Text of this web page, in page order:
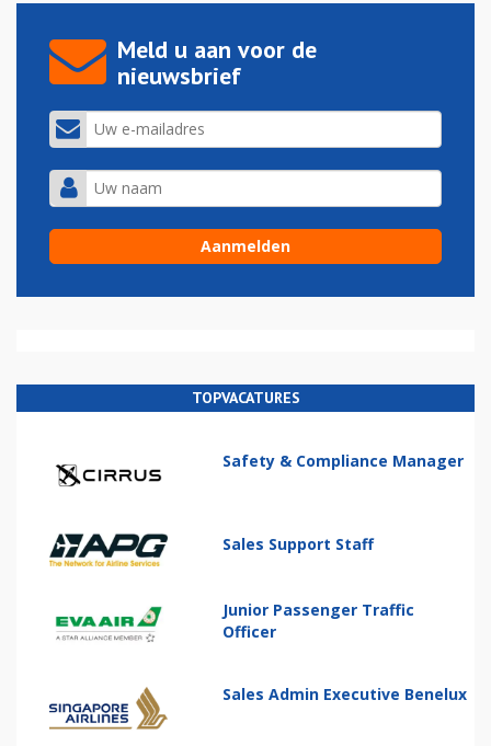
Meld u aan voor de
nieuwsbrief
TOPVACATURES
Safety & Compliance Manager
Sales Support Staff
Junior Passenger Traffic
Officer
Sales Admin Executive Benelux